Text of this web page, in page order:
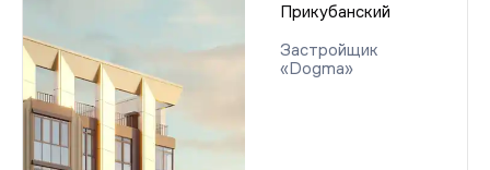
Прикубанский
Застройщик
«Dogma»